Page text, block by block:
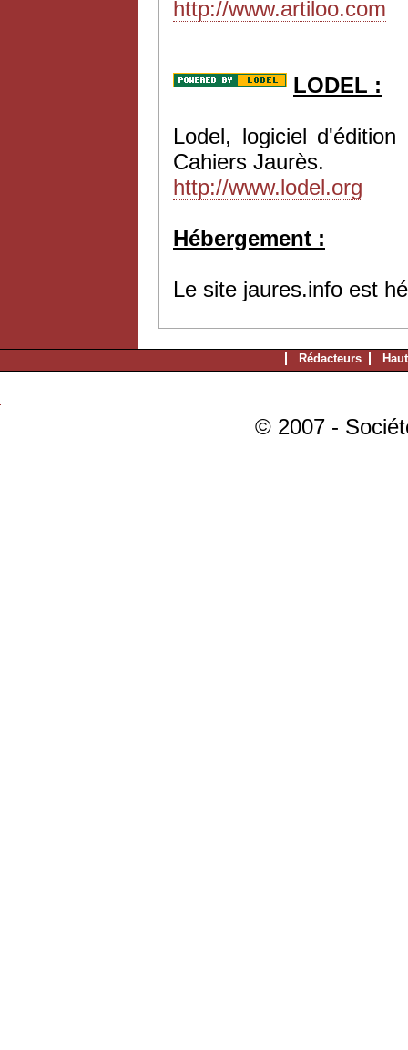
http://www.artiloo.com
LODEL :
Lodel, logiciel
Cahiers Jaurès.
http://www.lodel.org
Hébergement :
Le site jaures.info est
Rédacteurs
© 2007 -